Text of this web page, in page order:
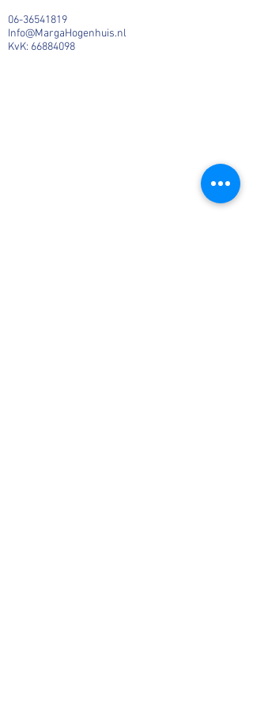
06-36541819
Info@MargaHogenhuis.nl
KvK: 66884098